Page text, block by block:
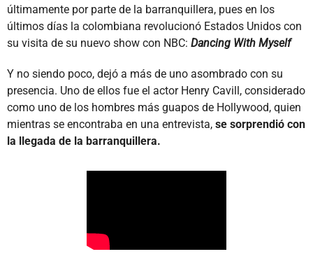
últimamente por parte de la barranquillera, pues en los
últimos días la colombiana revolucionó Estados Unidos con
su visita de su nuevo show con NBC: Dancing With Myself
Y no siendo poco, dejó a más de uno asombrado con su
presencia. Uno de ellos fue el actor Henry Cavill, considerado
como uno de los hombres más guapos de Hollywood, quien
mientras se encontraba en una entrevista, se sorprendió con
la llegada de la barranquillera.